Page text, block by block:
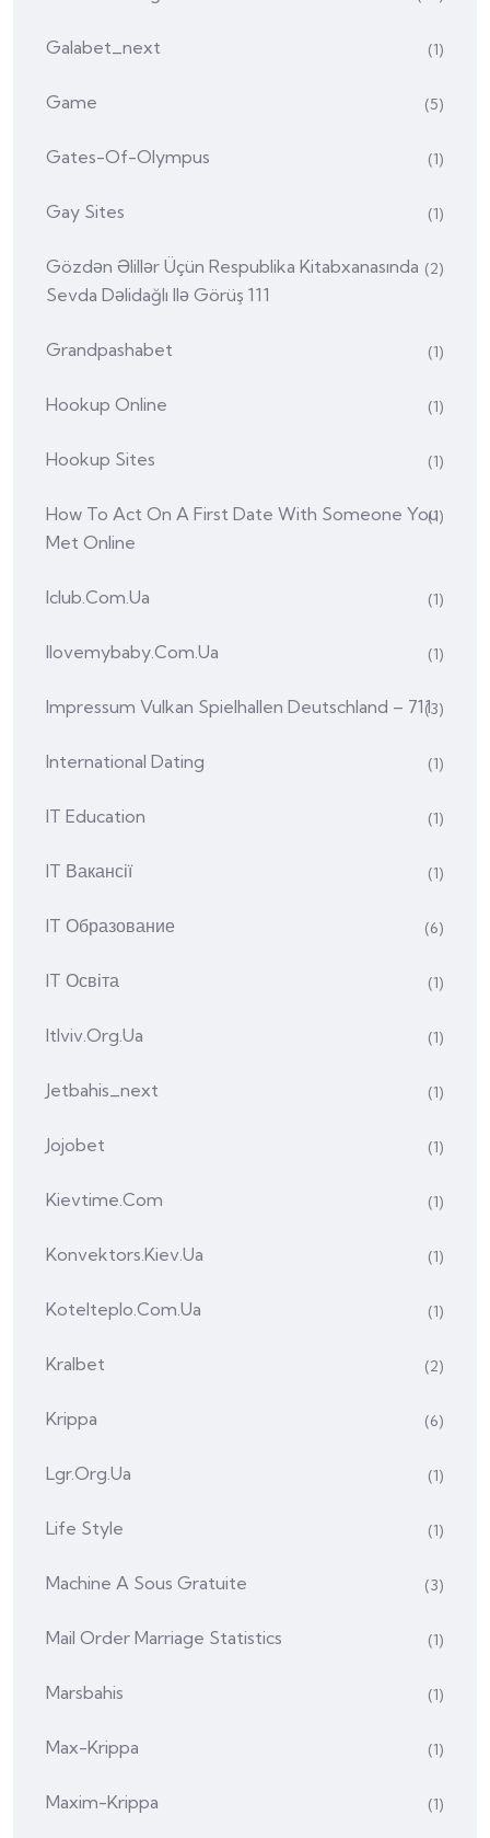
Galabet_next (1)
Game (5)
Gates-Of-Olympus (1)
Gay Sites (1)
Gözdən Əlillər Üçün Respublika Kitabxanasında
Sevda Dəlidağlı Ilə Görüş 111
(2)
Grandpashabet (1)
Hookup Online (1)
Hookup Sites (1)
How To Act On A First Date With Someone You
Met Online
(1)
Iclub.com.ua (1)
Ilovemybaby.com.ua (1)
Impressum Vulkan Spielhallen Deutschland – 711(3)
International Dating (1)
IT Education (1)
IT Вакансії (1)
IT Образование (6)
IT Освіта (1)
Itlviv.org.ua (1)
Jetbahis_next (1)
Jojobet (1)
Kievtime.com (1)
Konvektors.kiev.ua (1)
Kotelteplo.com.ua (1)
Kralbet (2)
Krippa (6)
Lgr.org.ua (1)
Life Style (1)
Machine A Sous Gratuite (3)
Mail Order Marriage Statistics (1)
Marsbahis (1)
Max-Krippa (1)
Maxim-Krippa (1)